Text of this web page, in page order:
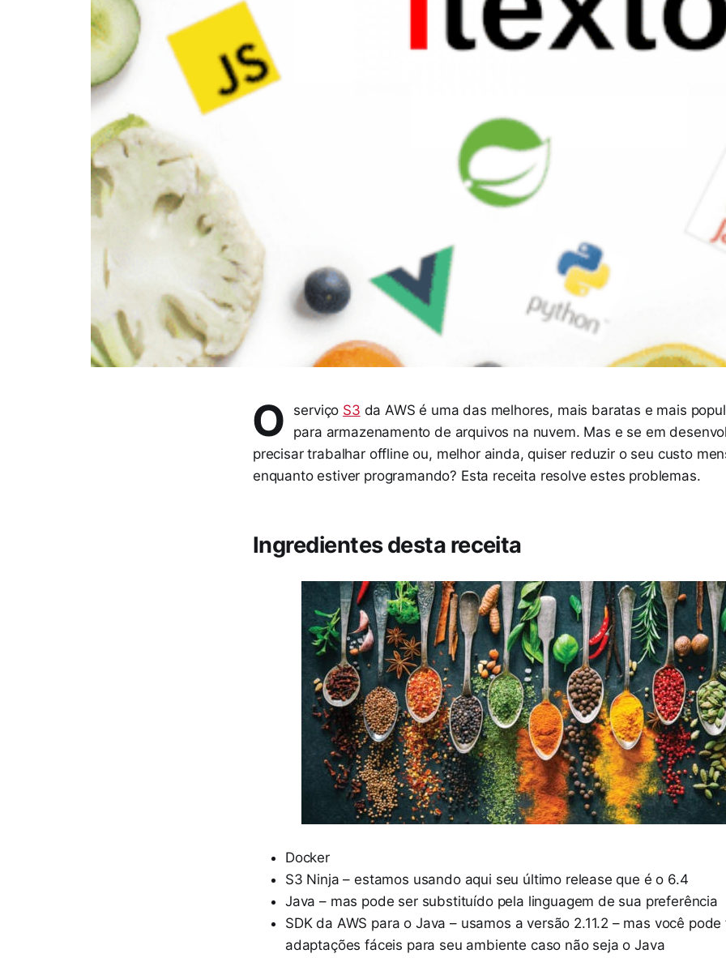
O serviço S3 da AWS é uma das melhores, mais baratas e mais
para armazenamento de arquivos na nuvem. Mas e se em
precisar trabalhar offline ou, melhor ainda, quiser reduzir o seu custo
enquanto estiver programando? Esta receita resolve estes problemas.
Ingredientes desta receita
Docker
S3 Ninja – estamos usando aqui seu último release que é o 6.4
Java – mas pode ser substituído pela linguagem de sua preferência
SDK da AWS para o Java – usamos a versão 2.11.2 – mas você pode
adaptações fáceis para seu ambiente caso não seja o Java